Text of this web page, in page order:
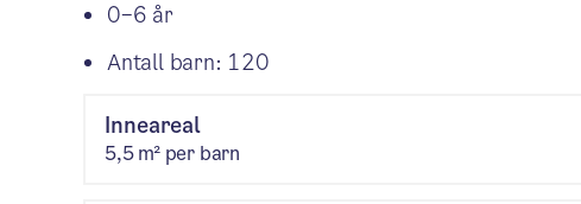
0–6 år
Antall barn: 120
Inneareal
5,5 m² per barn